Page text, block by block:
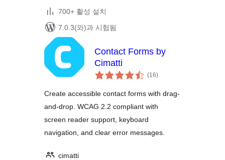
700+ 활성 설치
7.0.3(와)과 시험됨
Contact Forms by
Cimatti
(16전
체
점
)
Create accessible contact forms with drag-
and-drop. WCAG 2.2 compliant with
screen reader support, keyboard
navigation, and clear error messages.
cimatti